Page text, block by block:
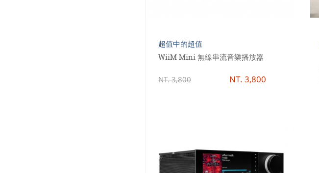
超值中的超值
WiiM Mini 無線串流音樂播放器
NT.3,800 NT. 3,800